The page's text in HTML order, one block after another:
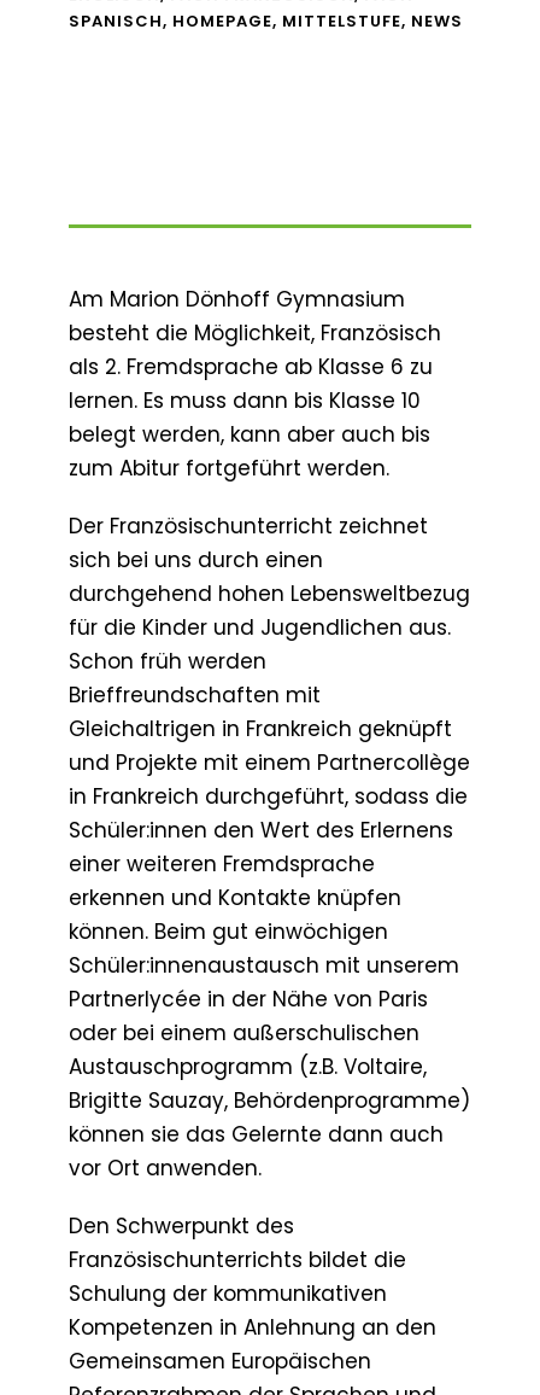
SPANISCH, HOMEPAGE, MITTELSTUFE, NEWS
Am Marion Dönhoff Gymnasium
besteht die Möglichkeit, Französisch
als 2. Fremdsprache ab Klasse 6 zu
lernen. Es muss dann bis Klasse 10
belegt werden, kann aber auch bis
zum Abitur fortgeführt werden.
Der Französischunterricht zeichnet
sich bei uns durch einen
durchgehend hohen Lebensweltbezug
für die Kinder und Jugendlichen aus.
Schon früh werden
Brieffreundschaften mit
Gleichaltrigen in Frankreich geknüpft
und Projekte mit einem Partnercollège
in Frankreich durchgeführt, sodass die
Schüler:innen den Wert des Erlernens
einer weiteren Fremdsprache
erkennen und Kontakte knüpfen
können. Beim gut einwöchigen
Schüler:innenaustausch mit unserem
Partnerlycée in der Nähe von Paris
oder bei einem außerschulischen
Austauschprogramm (z.B. Voltaire,
Brigitte Sauzay, Behördenprogramme)
können sie das Gelernte dann auch
vor Ort anwenden.
Den Schwerpunkt des
Französischunterrichts bildet die
Schulung der kommunikativen
Kompetenzen in Anlehnung an den
Gemeinsamen Europäischen